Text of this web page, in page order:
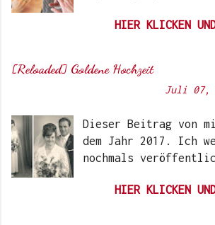
Euch. Aber nach 6
durchwegs positives
vermelden. Die
Instagram kennen.
ihrem Blog schon
berichtet. Ich selbst
über Instagram-
HIER KLICKEN
[Reloaded] Goldene Hochzeit
Juli 07,
Dieser Beitrag von
dem Jahr 2017. Ich
nochmals
59. Hochzeitstag
HIER KLICKEN